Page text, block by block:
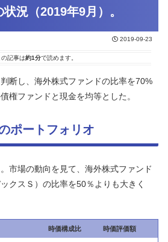
況（2019年9月）。
2019-09-23
の記事は約1分で読めます。
断し、海外株式ファンドの比率を70%
権ファンドと現金を均等とした。
ポートフォリオ
市場の動向を見て、海外株式ファンド
クスＳ）の比率を50％よりも大きく
時価構成比 時価評価額